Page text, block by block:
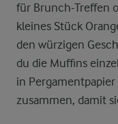
für Brunch-Treffen
kleines Stück
den würzigen
du die Muffins
in
zusammen, damit